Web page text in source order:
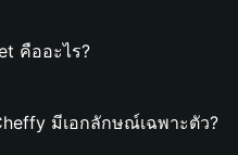
คืออะไร?
มีเอกลักษณ์เฉพาะตัว?